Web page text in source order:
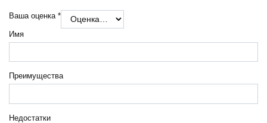
Ваша оценка *
Имя
Преимущества
Недостатки